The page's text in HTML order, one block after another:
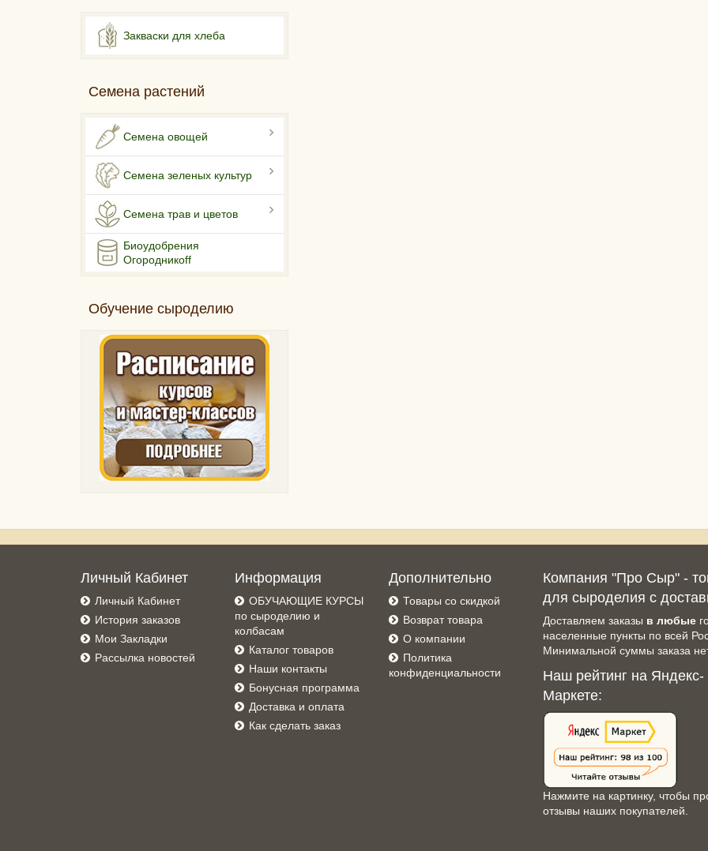
Закваски для хлеба
Семена растений
Семена овощей
Семена зеленых культур
Семена трав и цветов
Биоудобрения
Огородникоff
Обучение сыроделию
Личный Кабинет
Личный Кабинет
История заказов
Мои Закладки
Рассылка новостей
Информация
ОБУЧАЮЩИЕ КУРСЫ
по сыроделию и
колбасам
Каталог товаров
Наши контакты
Бонусная программа
Доставка и оплата
Как сделать заказ
Дополнительно
Товары со скидкой
Возврат товара
О компании
Политика
конфиденциальности
Компания "Про Сыр" -
для сыроделия с
Доставляем заказы в любые
населенные пункты по всей
Минимальной суммы заказа
Наш рейтинг на Яндекс-
Маркете:
Нажмите на картинку, чтобы
отзывы наших покупателей.